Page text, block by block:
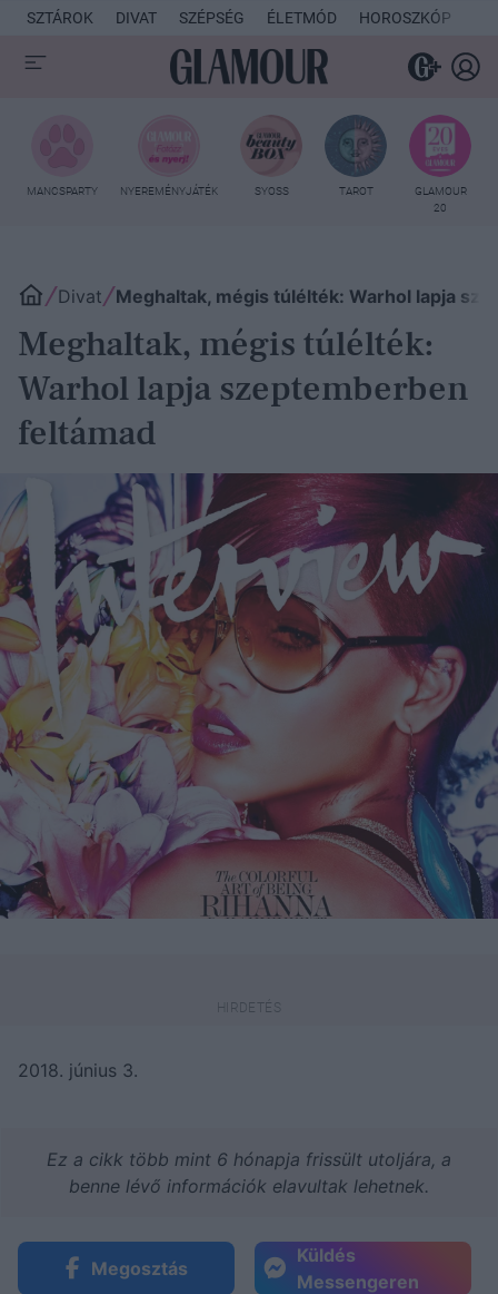
SZTÁROK DIVAT SZÉPSÉG ÉLETMÓD HOROSZKÓP
MANCSPARTY NYEREMÉNYJÁTÉK SYOSS TAROT
GLAMOUR
20
Divat Meghaltak, mégis túlélték: Warhol lapja
Meghaltak, mégis túlélték:
Warhol lapja szeptemberben
feltámad
2018. június 3.
Ez a cikk több mint 6 hónapja frissült utoljára, a
benne lévő információk elavultak lehetnek.
Megosztás
Küldés
Messengeren